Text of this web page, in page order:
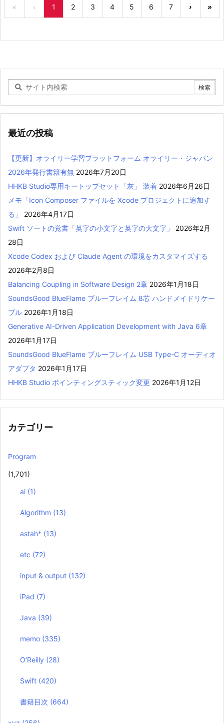
« ‹ 1 2 3 4 5 6 7 › »
最近の投稿
【更新】オライリー学習プラットフォーム オライリー・ジャパン
2026年発行書籍有無 2026年7月20日
HHKB Studio専用キートップセット「灰」 装着 2026年6月26日
メモ「Icon Composer ファイルを Xcode プロジェクトに追加す
る」
2026年4月17日
Swift ソートの覚書「英字の小文字と英字の大文字」
2026年2月
28日
Xcode Codex および Claude Agent の環境をカスタマイズする
2026年2月8日
Balancing Coupling in Software Design 2章 2026年1月18日
SoundsGood BlueFlame ブルーフレイム 8芯 ハンドメイドリケー
ブル 2026年1月18日
Generative AI-Driven Application Development with Java 6章
2026年1月17日
SoundsGood BlueFlame ブルーフレイム USB Type-C オーディオ
アダプタ 2026年1月17日
HHKB Studio ポインティングスティック変更 2026年1月12日
カテゴリー
Program
(1,701)
ai (1)
Algorithm (13)
astah* (13)
etc (72)
input & output (132)
iPad (7)
Java (39)
memo (335)
O’Reilly (28)
Swift (420)
書籍目次 (664)